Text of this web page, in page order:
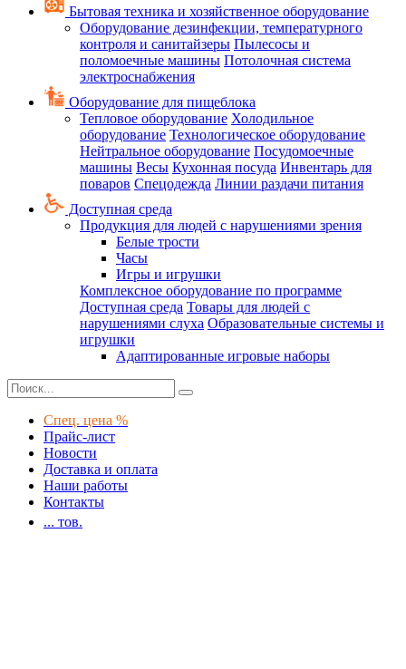
Бытовая техника и хозяйственное оборудование
Оборудование дезинфекции, температурного
контроля и санитайзеры Пылесосы и
поломоечные машины Потолочная система
электроснабжения
Оборудование для пищеблока
Тепловое оборудование Холодильное
оборудование Технологическое оборудование
Нейтральное оборудование Посудомоечные
машины Весы Кухонная посуда Инвентарь для
поваров Спецодежда Линии раздачи питания
Доступная среда
Продукция для людей с нарушениями зрения
Белые трости
Часы
Игры и игрушки
Комплексное оборудование по программе
Доступная среда Товары для людей с
нарушениями слуха Образовательные системы и
игрушки
Адаптированные игровые наборы
Спец. цена %
Прайс-лист
Новости
Доставка и оплата
Наши работы
Контакты
... тов.